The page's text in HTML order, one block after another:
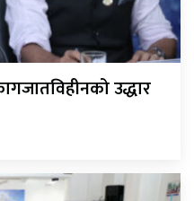
उद्धार